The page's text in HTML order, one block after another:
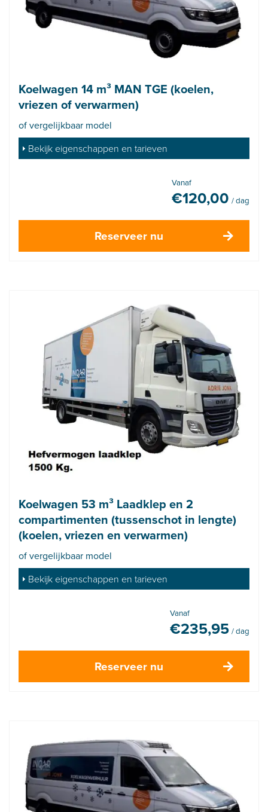
Koelwagen 14 m³ MAN TGE (koelen,
vriezen of verwarmen)
of vergelijkbaar model
Bekijk eigenschappen en tarieven
Vanaf
€120,00 / dag
Reserveer nu
Koelwagen 53 m³ Laadklep en 2
compartimenten (tussenschot in lengte)
(koelen, vriezen en verwarmen)
of vergelijkbaar model
Bekijk eigenschappen en tarieven
Vanaf
€235,95 / dag
Reserveer nu